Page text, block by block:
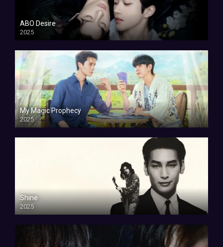
ABO Desire
2025
My Magic Prophecy
2025
Shine
2025